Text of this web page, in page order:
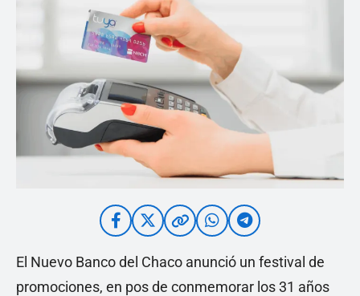
El Nuevo Banco del Chaco anunció un festival de
promociones, en pos de conmemorar los 31 años